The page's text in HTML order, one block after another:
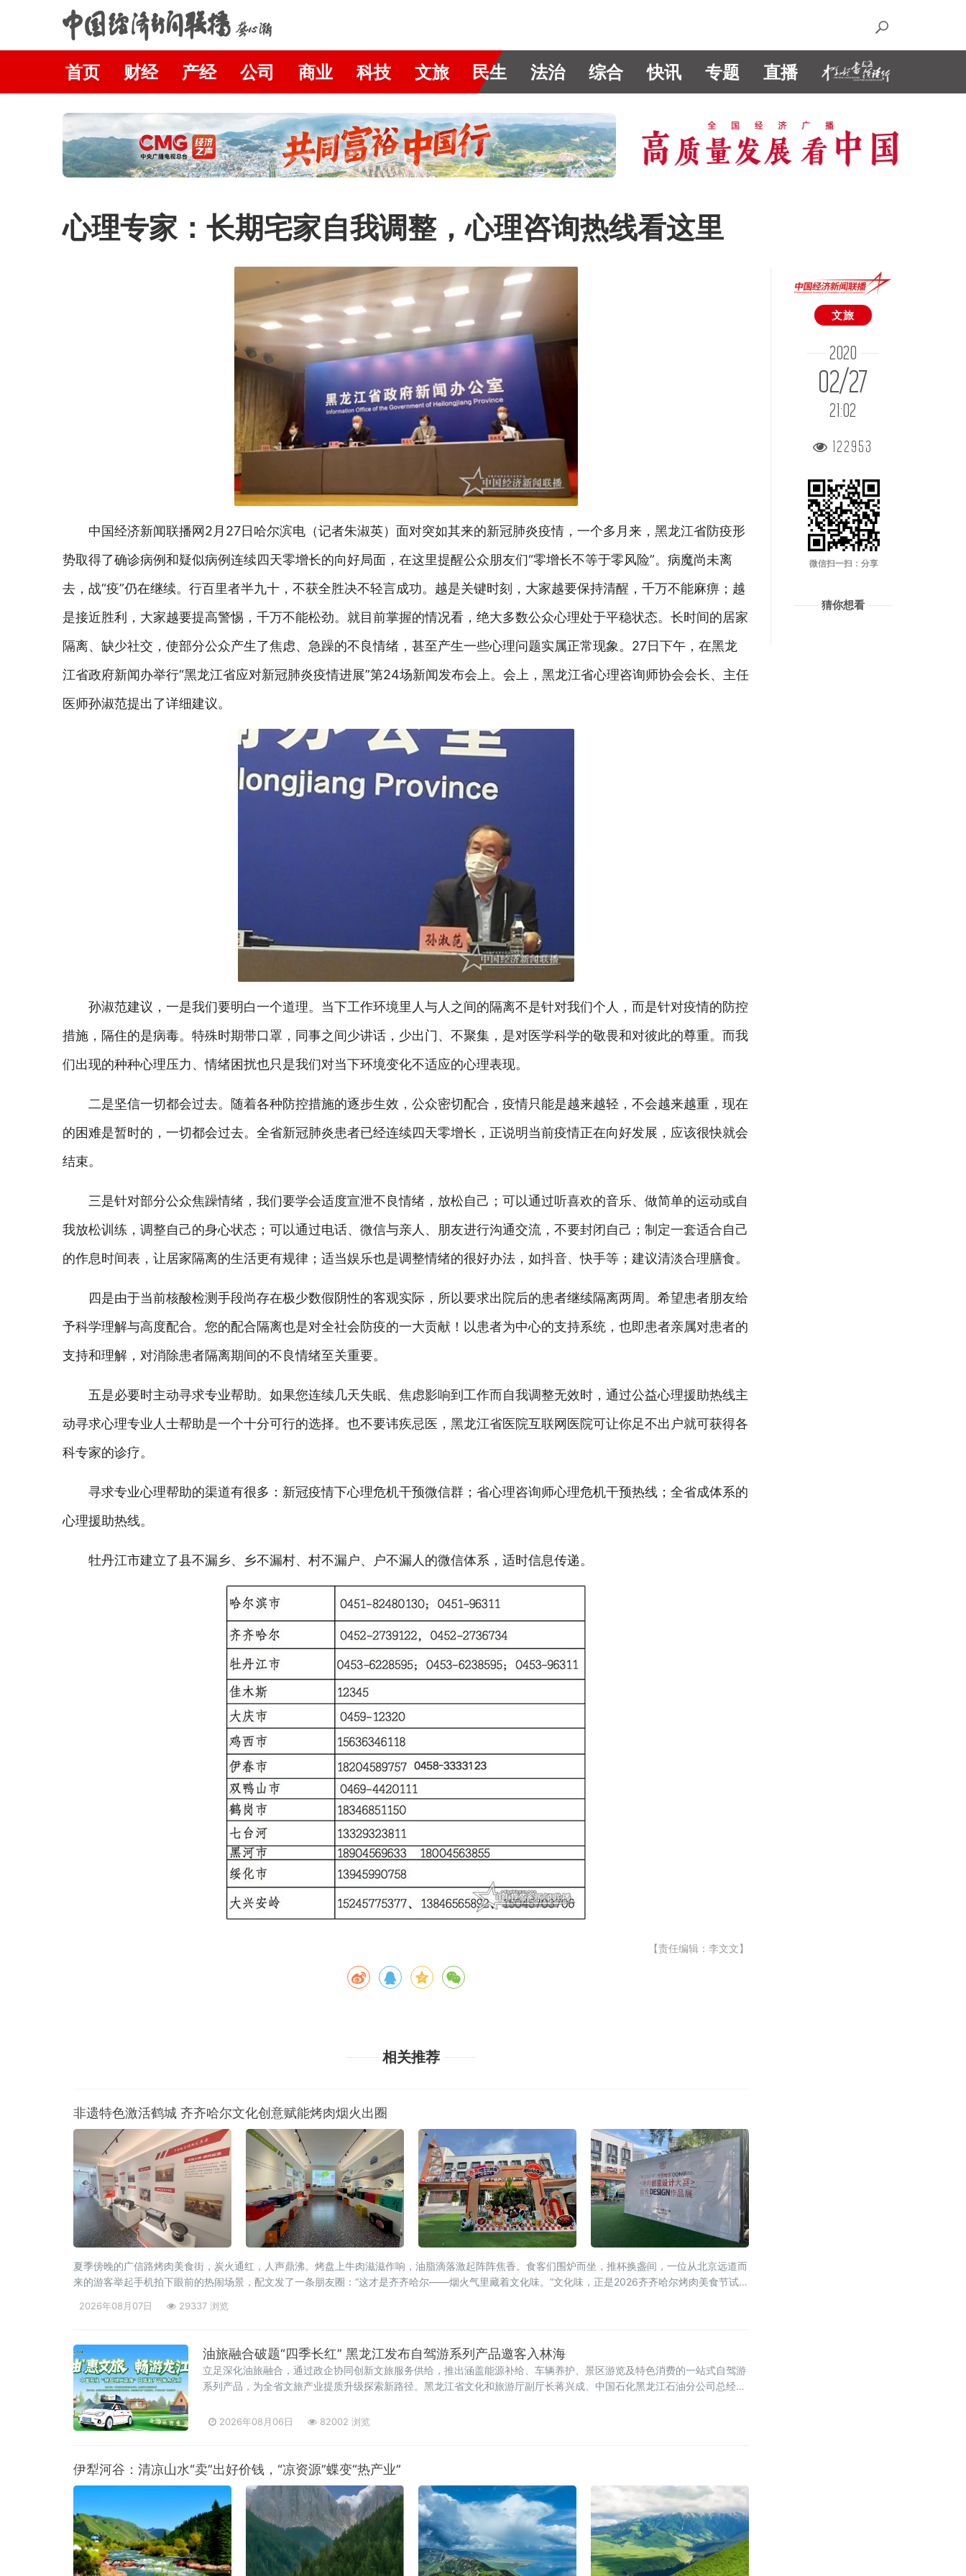
首页 财经 产经 公司 商业 科技 文旅 民生 法治 综合 快讯 专题 直播
心理专家：长期宅家自我调整，心理咨询热线看这里
中国经济新闻联播网2月27日哈尔滨电（记者朱淑英）面对突如其来的新冠肺炎疫情，一个多月来，黑龙江省防疫形
势取得了确诊病例和疑似病例连续四天零增长的向好局面，在这里提醒公众朋友们“零增长不等于零风险”。病魔尚未离
去，战“疫”仍在继续。行百里者半九十，不获全胜决不轻言成功。越是关键时刻，大家越要保持清醒，千万不能麻痹；越
是接近胜利，大家越要提高警惕，千万不能松劲。 就目前掌握的情况看，绝大多数公众心理处于平稳状态。长时间的居家
隔离、缺少社交，使部分公众产生了焦虑、急躁的不良情绪，甚至产生一些心理问题实属正常现象。27日下午，在黑龙
江省政府新闻办举行“黑龙江省应对新冠肺炎疫情进展”第24场新闻发布会上。会上，黑龙江省心理咨询师协会会长、主任
医师孙淑范提出了详细建议。
孙淑范建议，一是我们要明白一个道理。当下工作环境里人与人之间的隔离不是针对我们个人，而是针对疫情的防控
措施，隔住的是病毒。特殊时期带口罩，同事之间少讲话，少出门、不聚集，是对医学科学的敬畏和对彼此的尊重。而我
们出现的种种心理压力、情绪困扰也只是我们对当下环境变化不适应的心理表现。
二是坚信一切都会过去。随着各种防控措施的逐步生效，公众密切配合，疫情只能是越来越轻，不会越来越重，现在
的困难是暂时的，一切都会过去。全省新冠肺炎患者已经连续四天零增长，正说明当前疫情正在向好发展，应该很快就会
结束。
三是针对部分公众焦躁情绪，我们要学会适度宣泄不良情绪，放松自己；可以通过听喜欢的音乐、做简单的运动或自
我放松训练，调整自己的身心状态；可以通过电话、微信与亲人、朋友进行沟通交流，不要封闭自己；制定一套适合自己
的作息时间表，让居家隔离的生活更有规律；适当娱乐也是调整情绪的很好办法，如抖音、快手等；建议清淡合理膳食。
四是由于当前核酸检测手段尚存在极少数假阴性的客观实际，所以要求出院后的患者继续隔离两周。希望患者朋友给
予科学理解与高度配合。您的配合隔离也是对全社会防疫的一大贡献！以患者为中心的支持系统，也即患者亲属对患者的
支持和理解，对消除患者隔离期间的不良情绪至关重要。
五是必要时主动寻求专业帮助。如果您连续几天失眠、焦虑影响到工作而自我调整无效时，通过公益心理援助热线主
动寻求心理专业人士帮助是一个十分可行的选择。也不要讳疾忌医，黑龙江省医院互联网医院可让你足不出户就可获得各
科专家的诊疗。
寻求专业心理帮助的渠道有很多：新冠疫情下心理危机干预微信群；省心理咨询师心理危机干预热线；全省成体系的
心理援助热线。
牡丹江市建立了县不漏乡、乡不漏村、村不漏户、户不漏人的微信体系，适时信息传递。
【责任编辑：李文文】
相关推荐
非遗特色激活鹤城 齐齐哈尔文化创意赋能烤肉烟火出圈
夏季傍晚的广信路烤肉美食街，炭火通红，人声鼎沸。烤盘上牛肉滋滋作响，油脂滴落激起阵阵焦香。食客们围炉而坐，推杯换盏间，一位从北京远道而
来的游客举起手机拍下眼前的热闹场景，配文发了一条朋友圈：“这才是齐齐哈尔——烟火气里藏着文化味。”文化味，正是2026齐齐哈尔烤肉美食节试图
2026年08月07日 29337 浏览
油旅融合破题“四季长红” 黑龙江发布自驾游系列产品邀客入林海
立足深化油旅融合，通过政企协同创新文旅服务供给，推出涵盖能源补给、车辆养护、景区游览及特色消费的一站式自驾游
系列产品，为全省文旅产业提质升级探索新路径。黑龙江省文化和旅游厅副厅长蒋兴成、中国石化黑龙江石油分公司总经理
2026年08月06日 82002 浏览
伊犁河谷：清凉山水“卖”出好价钱，“凉资源”蝶变“热产业”
文旅
2020
02/27
21:02
122953
微信扫一扫：分享
猜你想看